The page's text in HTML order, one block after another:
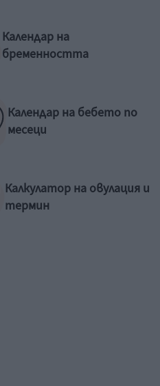
Календар на
бременността
Календар на бебето по
месеци
Калкулатор на овулация и
термин